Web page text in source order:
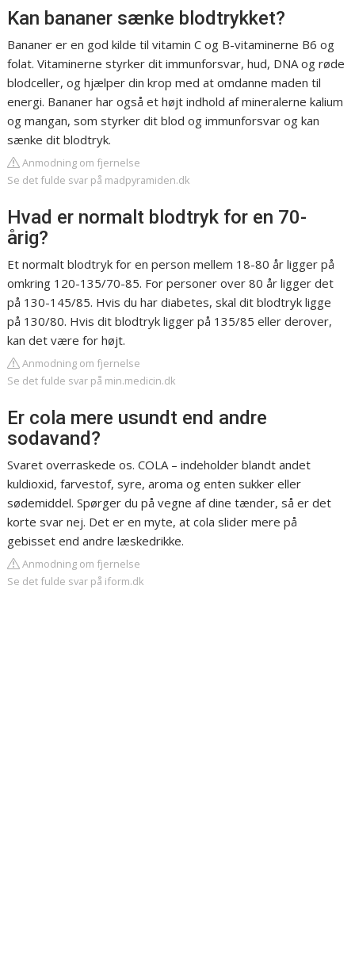
Kan bananer sænke blodtrykket?
Bananer er en god kilde til vitamin C og B-vitaminerne B6 og
folat. Vitaminerne styrker dit immunforsvar, hud, DNA og røde
blodceller, og hjælper din krop med at omdanne maden til
energi. Bananer har også et højt indhold af mineralerne kalium
og mangan, som styrker dit blod og immunforsvar og kan
sænke dit blodtryk.
Anmodning om fjernelse
Se det fulde svar på madpyramiden.dk
Hvad er normalt blodtryk for en 70-
årig?
Et normalt blodtryk for en person mellem 18-80 år ligger på
omkring 120-135/70-85. For personer over 80 år ligger det
på 130-145/85. Hvis du har diabetes, skal dit blodtryk ligge
på 130/80. Hvis dit blodtryk ligger på 135/85 eller derover,
kan det være for højt.
Anmodning om fjernelse
Se det fulde svar på min.medicin.dk
Er cola mere usundt end andre
sodavand?
Svaret overraskede os. COLA – indeholder blandt andet
kuldioxid, farvestof, syre, aroma og enten sukker eller
sødemiddel. Spørger du på vegne af dine tænder, så er det
korte svar nej. Det er en myte, at cola slider mere på
gebisset end andre læskedrikke.
Anmodning om fjernelse
Se det fulde svar på iform.dk